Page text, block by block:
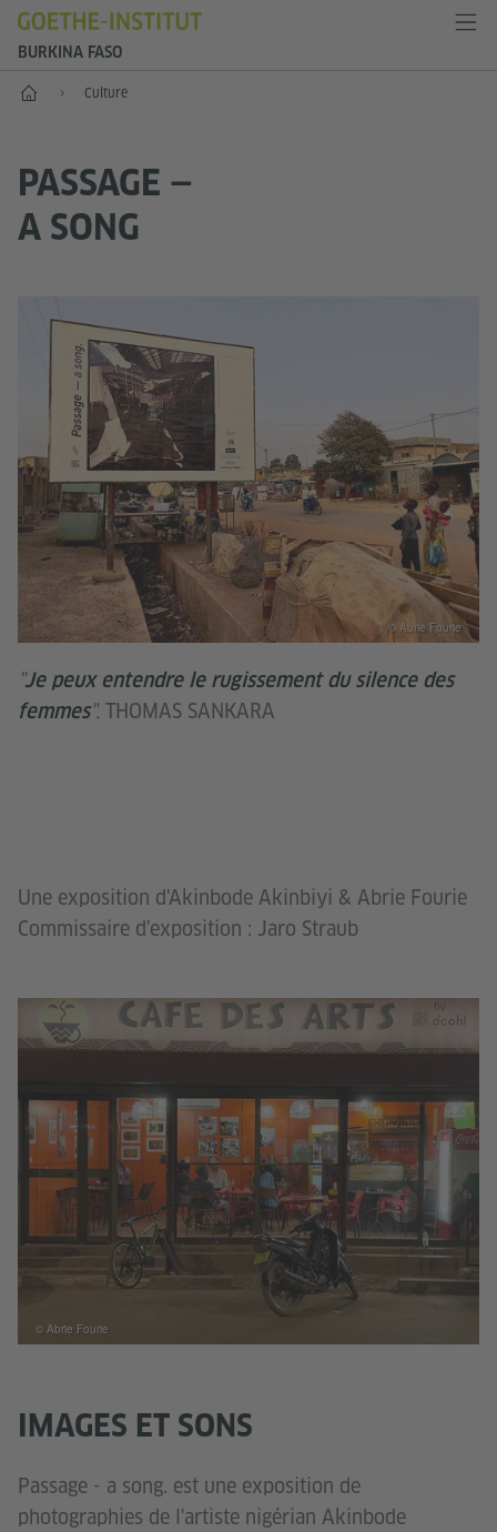
BURKINA FASO
Accueil Culture
PASSAGE —
A SONG
© Abrie Fourie
"Je peux entendre le rugissement du silence des
femmes". THOMAS SANKARA
Une exposition d'Akinbode Akinbiyi & Abrie Fourie
Commissaire d'exposition : Jaro Straub
IMAGES ET SONS
Passage - a song. est une exposition de
photographies de l'artiste nigérian Akinbode
© Abrie Fourie